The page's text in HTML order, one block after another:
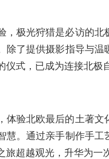
，极光狩猎是必访的
除了提供摄影指导与
式，已成为连接北极
体验北欧最后的土著
慧。通过亲手制作手
超越观光，升华为一